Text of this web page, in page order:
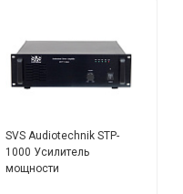
SVS Audiotechnik STP-
1000 Усилитель
мощности